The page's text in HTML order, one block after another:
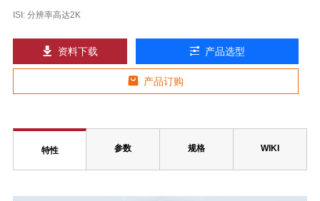
ISI: 分辨率高达2K
资料下载 产品选型
产品订购
特性 参数 规格 WIKI